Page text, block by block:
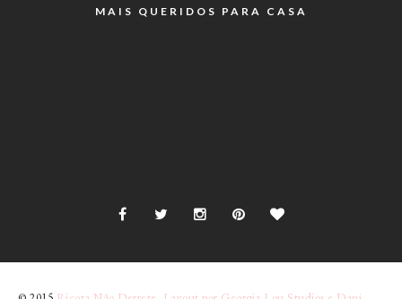
MAIS QUERIDOS PARA CASA